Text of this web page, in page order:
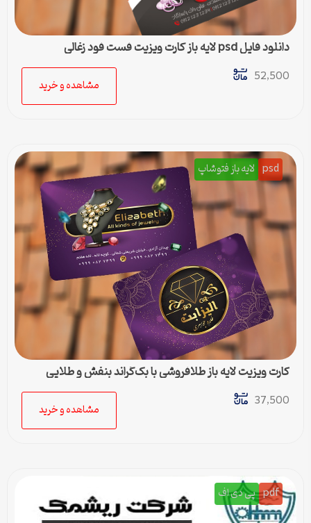
دانلود فایل psd لایه باز کارت ویزیت فست فود زغالی
52,500
مشاهده و خرید
psd لایه باز فتوشاپ
کارت ویزیت لایه باز طلافروشی با بک‌گراند بنفش و طلایی
37,500
مشاهده و خرید
pdf پی دی اف